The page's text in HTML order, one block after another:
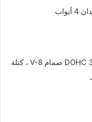
مزدوج الشاحن التوربيني ومبرد داخلي DOHC 32 صمام V-8 ، كتلة